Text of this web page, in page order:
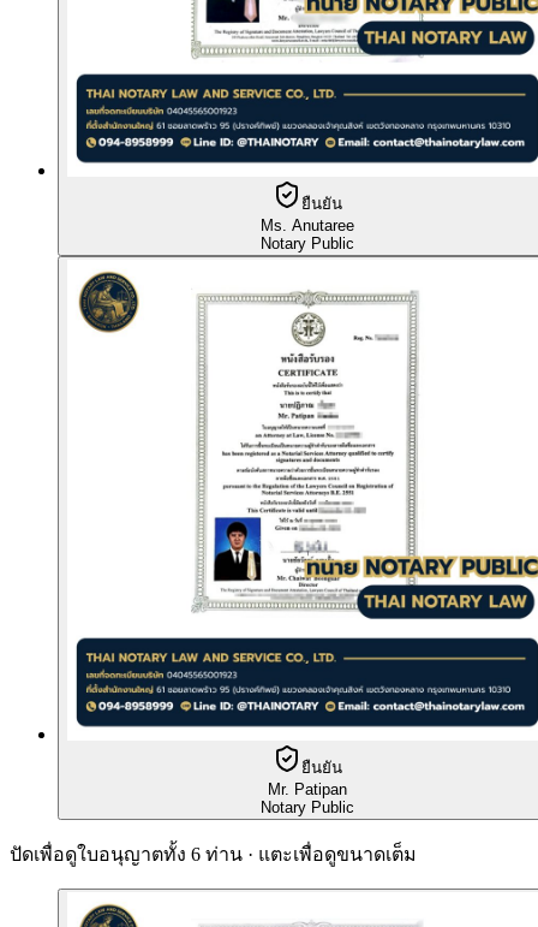
ยืนยัน
Ms. Anutaree
Notary Public
ยืนยัน
Mr. Patipan
Notary Public
ปัดเพื่อดูใบอนุญาตทั้ง 6 ท่าน · แตะเพื่อดูขนาดเต็ม